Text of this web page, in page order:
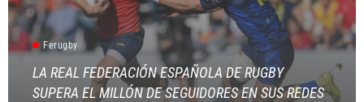
Ferugby
LA REAL FEDERACIÓN ESPAÑOLA DE RUGBY
SUPERA EL MILLÓN DE SEGUIDORES EN SUS REDES